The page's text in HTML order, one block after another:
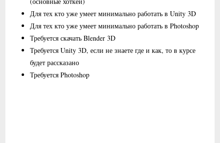
Для тех кто уже умеет минимально работать в Unity 3D
Для тех кто уже умеет минимально работать в Photoshop
Требуется скачать Blender 3D
Требуется Unity 3D, если не знаете где и как, то в курсе
будет рассказано
Требуется Photoshop